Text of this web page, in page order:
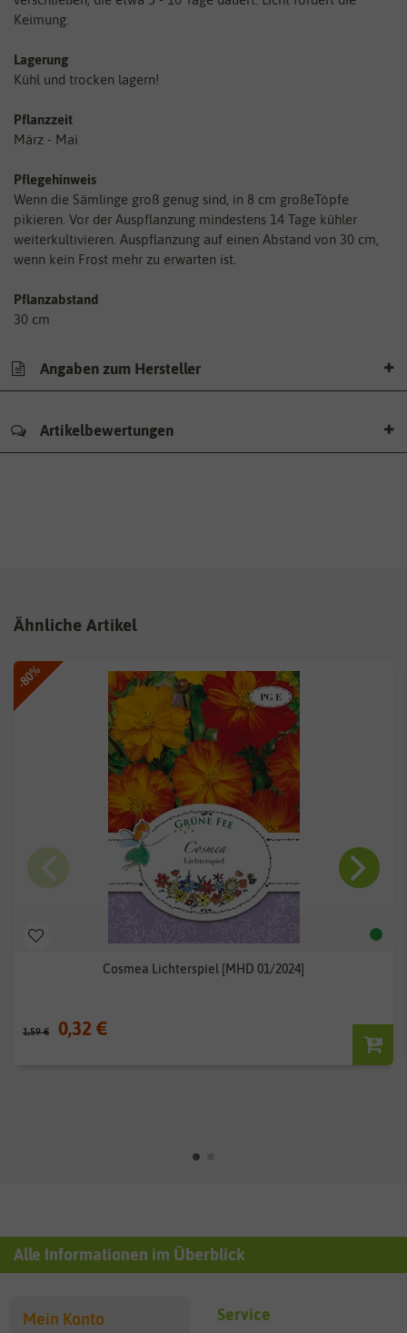
Keimung.
Lagerung
Kühl und trocken lagern!
Pflanzzeit
März - Mai
Pflegehinweis
Wenn die Sämlinge groß genug sind, in 8 cm großeTöpfe
pikieren. Vor der Auspflanzung mindestens 14 Tage kühler
weiterkultivieren. Auspflanzung auf einen Abstand von 30 cm,
wenn kein Frost mehr zu erwarten ist.
Pflanzabstand
30 cm
Angaben zum Hersteller
Artikelbewertungen
Ähnliche Artikel
-80%
Cosmea Lichterspiel [MHD 01/2024]
1,59 € 0,32 €
Alle Informationen im Überblick
Mein Konto Service